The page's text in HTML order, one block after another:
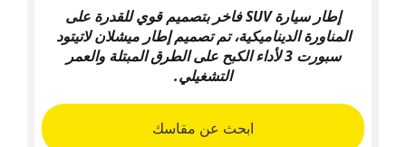
إطار سيارة SUV فاخر بتصميم قوي للقدرة على
المناورة الديناميكية، تم تصميم إطار ميشلان لاتيتود
سبورت 3 لأداء الكبح على الطرق المبتلة والعمر
التشغيلي.
ابحث عن مقاسك